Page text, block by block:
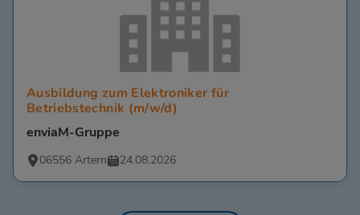
Ausbildung zum Elektroniker für
Betriebstechnik (m/w/d)
enviaM-Gruppe
06556 Artern 24.08.2026